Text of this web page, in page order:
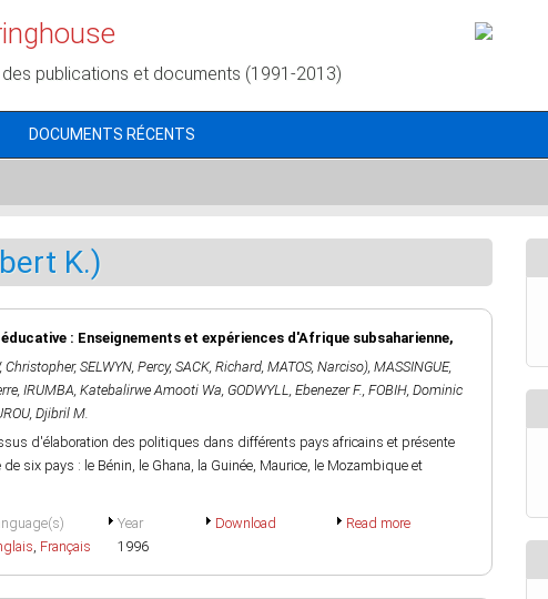
publications et documents (1991-2013)
DOCUMENTS RÉCENTS
K.)
: Enseignements et expériences d'Afrique subsaharienne,
Christopher, SELWYN, Percy, SACK, Richard, MATOS, Narciso), MASSINGUE,
, IRUMBA, Katebalirwe Amooti Wa, GODWYLL, Ebenezer F., FOBIH, Dominic
Djibril M.
d'élaboration des politiques dans différents pays africains et présente
six pays : le Bénin, le Ghana, la Guinée, Maurice, le Mozambique et
, Français
Year
1996
Download Read more